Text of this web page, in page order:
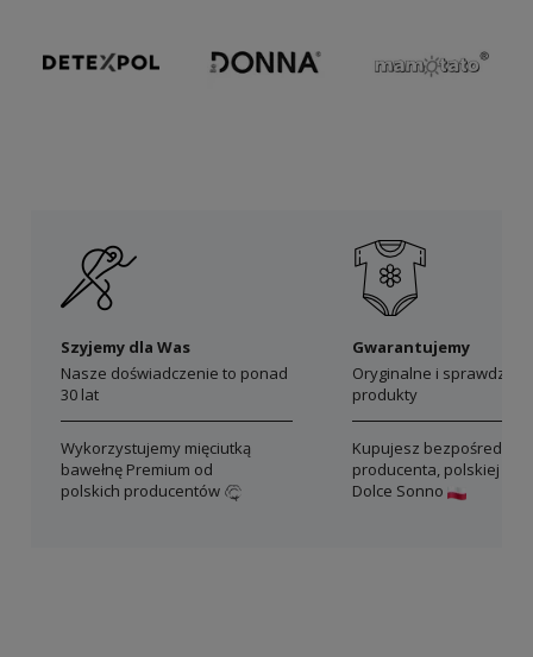
Szyjemy dla Was
Nasze doświadczenie to ponad
30 lat
Wykorzystujemy mięciutką
bawełnę Premium od
polskich producentów
Gwarantujemy
Oryginalne i sprawdzone
produkty
Kupujesz bezpośrednio
producenta, polskiej
Dolce Sonno